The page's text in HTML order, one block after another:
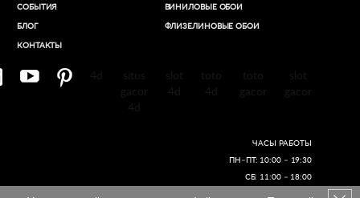
СОБЫТИЯ
БЛОГ
КОНТАКТЫ
ВИНИЛОВЫЕ ОБОИ​
ФЛИЗЕЛИНОВЫЕ ОБОИ
ЧАСЫ РАБОТЫ
ПН–ПТ: 10:00 – 19:30
СБ: 11:00 – 18:00